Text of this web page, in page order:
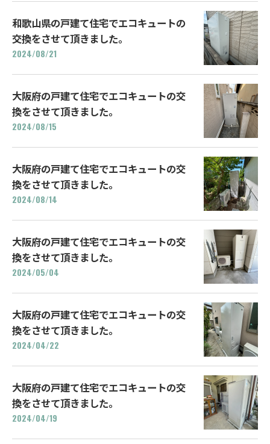
和歌山県の戸建て住宅でエコキュートの
交換をさせて頂きました。
2024/08/21
大阪府の戸建て住宅でエコキュートの交
換をさせて頂きました。
2024/08/15
大阪府の戸建て住宅でエコキュートの交
換をさせて頂きました。
2024/08/14
大阪府の戸建て住宅でエコキュートの交
換をさせて頂きました。
2024/05/04
大阪府の戸建て住宅でエコキュートの交
換をさせて頂きました。
2024/04/22
大阪府の戸建て住宅でエコキュートの交
換をさせて頂きました。
2024/04/19